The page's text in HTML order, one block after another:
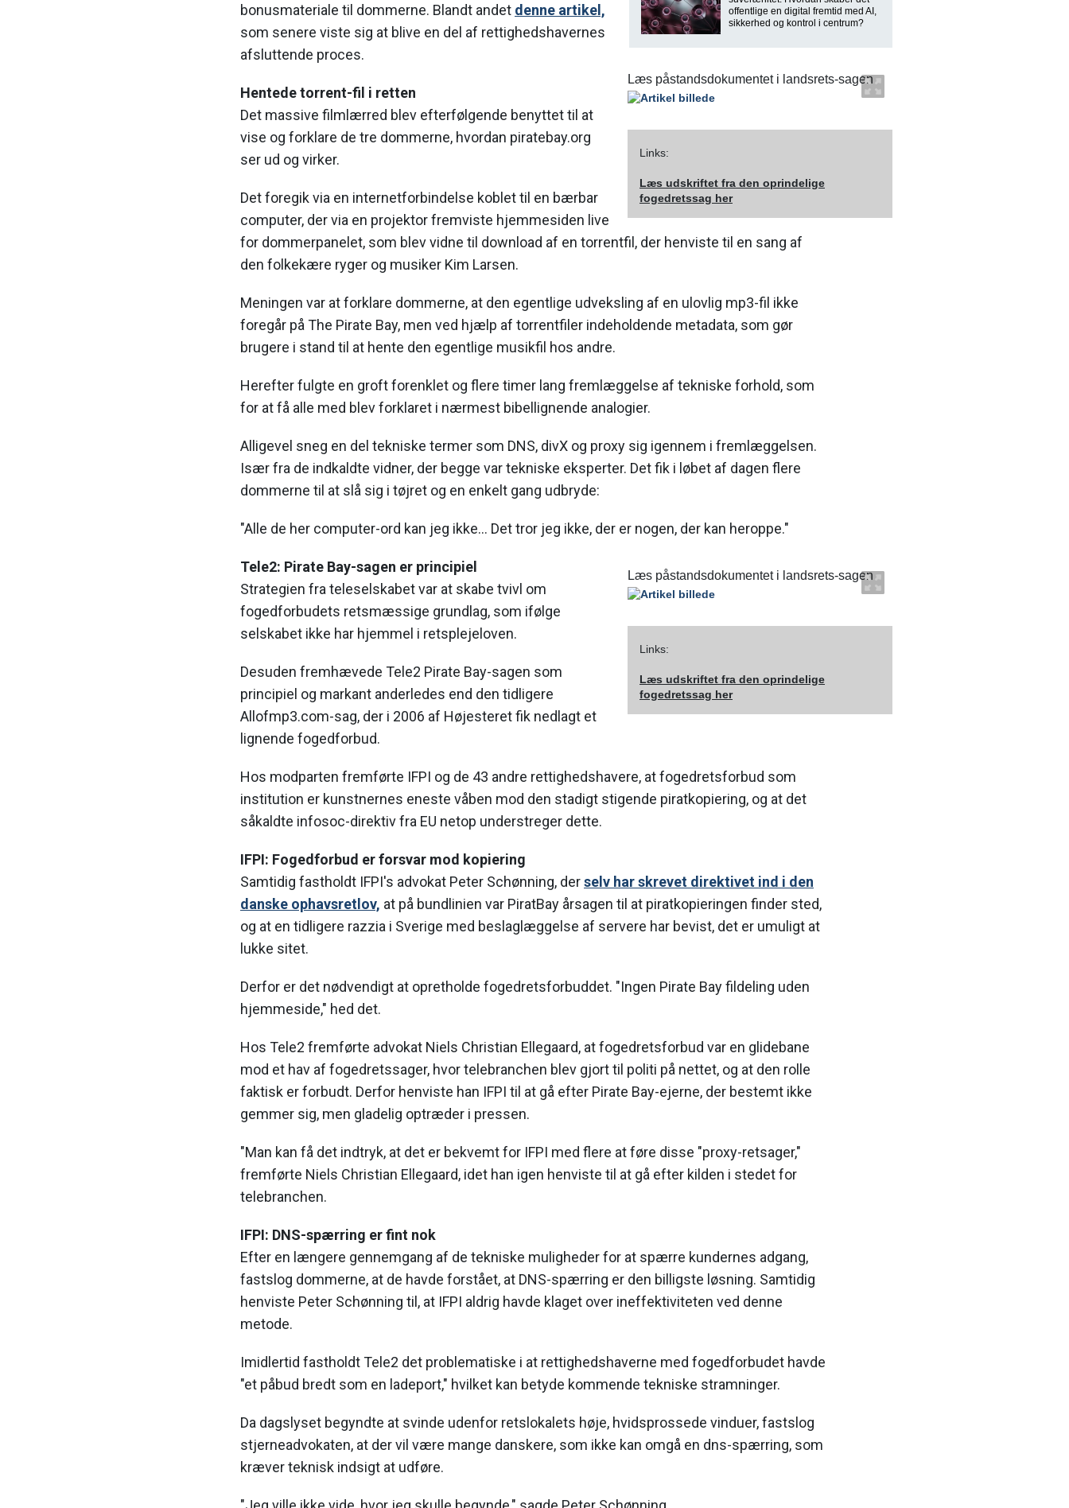
offentlige en digital fremtid med AI,
sikkerhed og kontrol i centrum?
Læs påstandsdokumentet i landsrets-sagen
Links:
Læs udskriftet fra den oprindelige
fogedretssag her
bonusmateriale til dommerne. Blandt andet denne artikel,
som senere viste sig at blive en del af rettighedshavernes
afsluttende proces.
Hentede torrent-fil i retten
Det massive filmlærred blev efterfølgende benyttet til at
vise og forklare de tre dommerne, hvordan piratebay.org
ser ud og virker.
Det foregik via en internetforbindelse koblet til en bærbar
computer, der via en projektor fremviste hjemmesiden live
for dommerpanelet, som blev vidne til download af en torrentfil, der henviste til en sang af
den folkekære ryger og musiker Kim Larsen.
Meningen var at forklare dommerne, at den egentlige udveksling af en ulovlig mp3-fil ikke
foregår på The Pirate Bay, men ved hjælp af torrentfiler indeholdende metadata, som gør
brugere i stand til at hente den egentlige musikfil hos andre.
Herefter fulgte en groft forenklet og flere timer lang fremlæggelse af tekniske forhold, som
for at få alle med blev forklaret i nærmest bibellignende analogier.
Alligevel sneg en del tekniske termer som DNS, divX og proxy sig igennem i fremlæggelsen.
Især fra de indkaldte vidner, der begge var tekniske eksperter. Det fik i løbet af dagen flere
dommerne til at slå sig i tøjret og en enkelt gang udbryde:
"Alle de her computer-ord kan jeg ikke… Det tror jeg ikke, der er nogen, der kan heroppe."
Læs påstandsdokumentet i landsrets-sagen
Links:
Læs udskriftet fra den oprindelige
fogedretssag her
Tele2: Pirate Bay-sagen er principiel
Strategien fra teleselskabet var at skabe tvivl om
fogedforbudets retsmæssige grundlag, som ifølge
selskabet ikke har hjemmel i retsplejeloven.
Desuden fremhævede Tele2 Pirate Bay-sagen som
principiel og markant anderledes end den tidligere
Allofmp3.com-sag, der i 2006 af Højesteret fik nedlagt et
lignende fogedforbud.
Hos modparten fremførte IFPI og de 43 andre rettighedshavere, at fogedretsforbud som
institution er kunstnernes eneste våben mod den stadigt stigende piratkopiering, og at det
såkaldte infosoc-direktiv fra EU netop understreger dette.
IFPI: Fogedforbud er forsvar mod kopiering
Samtidig fastholdt IFPI's advokat Peter Schønning, derselv har skrevet direktivet ind i den
danske ophavsretlov, at på bundlinien var PiratBay årsagen til at piratkopieringen finder sted,
og at en tidligere razzia i Sverige med beslaglæggelse af servere har bevist, det er umuligt at
lukke sitet.
Derfor er det nødvendigt at opretholde fogedretsforbuddet. "Ingen Pirate Bay fildeling uden
hjemmeside," hed det.
Hos Tele2 fremførte advokat Niels Christian Ellegaard, at fogedretsforbud var en glidebane
mod et hav af fogedretssager, hvor telebranchen blev gjort til politi på nettet, og at den rolle
faktisk er forbudt. Derfor henviste han IFPI til at gå efter Pirate Bay-ejerne, der bestemt ikke
gemmer sig, men gladelig optræder i pressen.
"Man kan få det indtryk, at det er bekvemt for IFPI med flere at føre disse "proxy-retsager,"
fremførte Niels Christian Ellegaard, idet han igen henviste til at gå efter kilden i stedet for
telebranchen.
IFPI: DNS-spærring er fint nok
Efter en længere gennemgang af de tekniske muligheder for at spærre kundernes adgang,
fastslog dommerne, at de havde forstået, at DNS-spærring er den billigste løsning. Samtidig
henviste Peter Schønning til, at IFPI aldrig havde klaget over ineffektiviteten ved denne
metode.
Imidlertid fastholdt Tele2 det problematiske i at rettighedshaverne med fogedforbudet havde
"et påbud bredt som en ladeport," hvilket kan betyde kommende tekniske stramninger.
Da dagslyset begyndte at svinde udenfor retslokalets høje, hvidsprossede vinduer, fastslog
stjerneadvokaten, at der vil være mange danskere, som ikke kan omgå en dns-spærring, som
kræver teknisk indsigt at udføre.